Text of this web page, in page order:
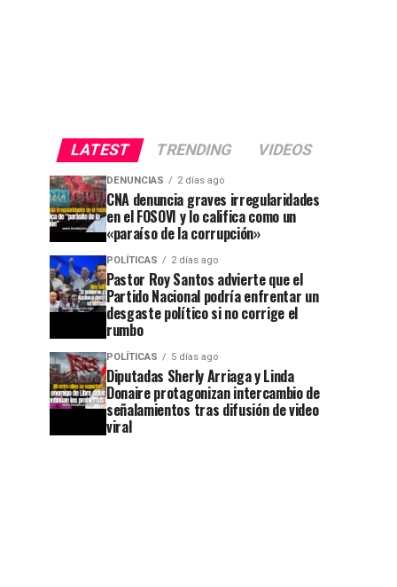
LATEST TRENDING VIDEOS
DENUNCIAS 2 días ago
CNA denuncia graves irregularidades
en el FOSOVI y lo califica como un
«paraíso de la corrupción»
POLÍTICAS 2 días ago
Pastor Roy Santos advierte que el
Partido Nacional podría enfrentar un
desgaste político si no corrige el
rumbo
POLÍTICAS 5 días ago
Diputadas Sherly Arriaga y Linda
Donaire protagonizan intercambio de
señalamientos tras difusión de video
viral